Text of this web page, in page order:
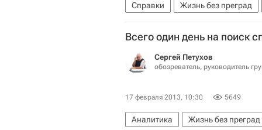
Справки Жизнь без преград
Париж
СССР Москва
Республика Татарстан
Пушкинский район (Санкт-
ВЦИОМ
Центр международной
Всего один день на поиск
Сергей Петухов
обозреватель, руководитель
17 февраля 2013, 10:30 5649
Аналитика Жизнь без преград